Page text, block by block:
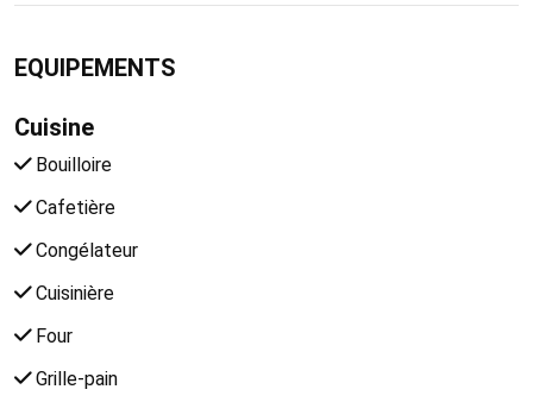
EQUIPEMENTS
Cuisine
Bouilloire
Cafetière
Congélateur
Cuisinière
Four
Grille-pain